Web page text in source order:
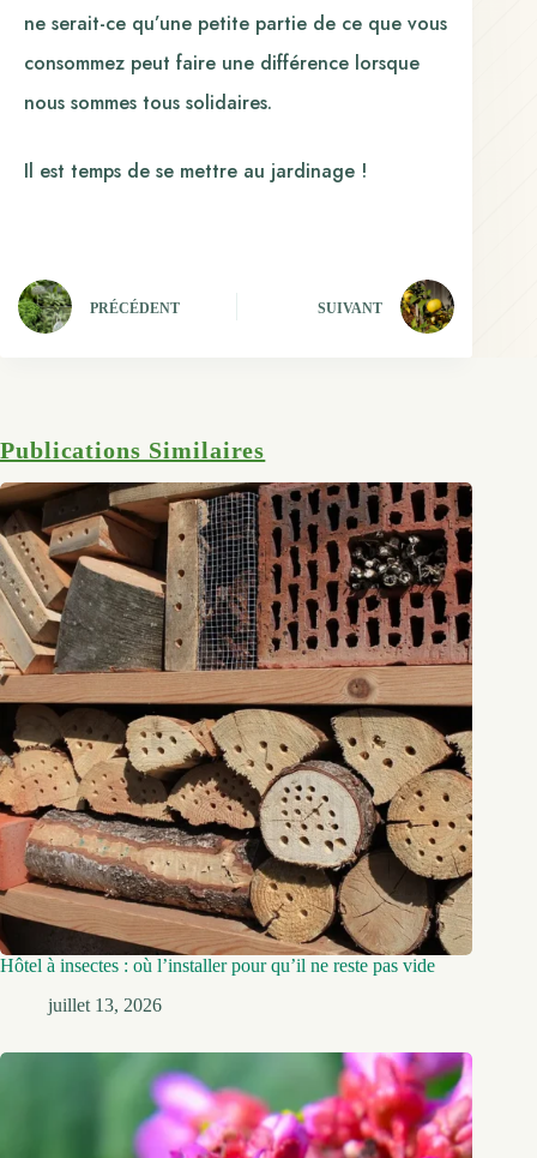
ne serait-ce qu’une petite partie de ce que vous
consommez peut faire une différence lorsque
nous sommes tous solidaires.
Il est temps de se mettre au jardinage !
PRÉCÉDENT SUIVANT
Publications Similaires
Hôtel à insectes : où l’installer pour qu’il ne reste pas vide
juillet 13, 2026